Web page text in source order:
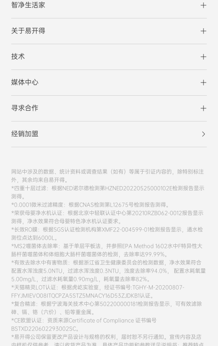
智净生活家
关于易开得
技术
媒体中心
寻求合作
经销加盟
网站中涉及的数据、统计资料或调查结果（如有）等属于引证内容的，除特别标注
外，其余均来自易开得。
*四重十层过滤：根据NED诺尔德检测第HZNED20220525000102E检测报告显示
测得。
*0.0001微米过滤精度：根据CNAS检测第L12675号检测报告测得。
*荣获母婴净水机认证：根据北京中轻联认证中心第20210RZB062-0012报告显示
测得，净水效果符合母婴特色净水机认证要求。
*长效RO膜：根据SGS认证检测机构第XMF22-004599-01检测报告显示，通水检
测位点达到6000L。
*MS2噬菌体去除率：基于单层平板法，并参照EPA Method 1602水中F特异性大
肠杆菌噬菌体和体细胞大肠杆菌噬菌体的检测，去除率达99.99%。
*有效去除水中有害物质：根据浙江省卫生健康委员会的检测数据，净水效果符合
配置水浑浊度5.0NTU，过滤水浑浊度0.3NTU，浊度去除率94.0%， 配置水耗氧量
5.00mg/L，过滤水耗氧量0.90mg/L，耗氧量去除率82%。
*天猫精灵LOT认证：根据虎屹实验室，经证书编号:TGHY-M-20200807-
FFYJMIEVO08ITQCPZA5STZ5MNACY16D53ZJDKB1认证。
*复合精滤：根据宁波海关技术中心第502200000181检测报告显示，可有效滤除
砷、镉、铬（六价）、铅等重金属。
*CE欧盟认证：资质来源Certificate of Compliance 证书编号
BSTXD220602293002SC。
*易开得公司保留更改产品设计与规格的权利，届时恕不另行通知。宣传内容及店